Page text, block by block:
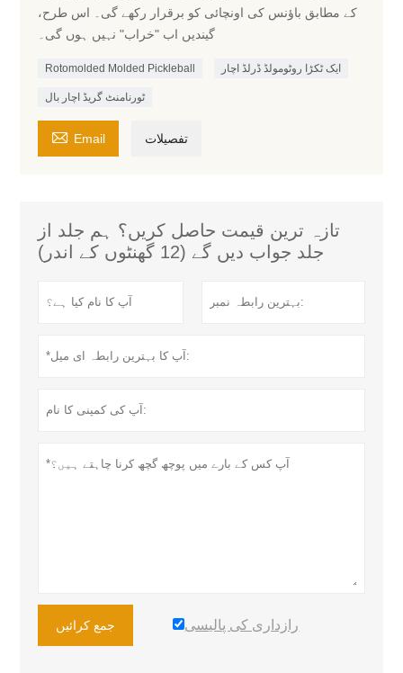
کے مطابق باؤنس کی اونچائی کو برقرار رکھے گی۔ اس طرح،
گیندیں اب "خراب" نہیں ہوں گی۔
Rotomolded Molded Pickleball ایک ٹکڑا روٹومولڈ ڈرلڈ اچار
ٹورنامنٹ گریڈ اچار بال
 Email تفصیلات
تازہ ترین قیمت حاصل کریں؟ ہم جلد از
جلد جواب دیں گے (12 گھنٹوں کے اندر)
جمع کرائیں رازداری کی پالیسی